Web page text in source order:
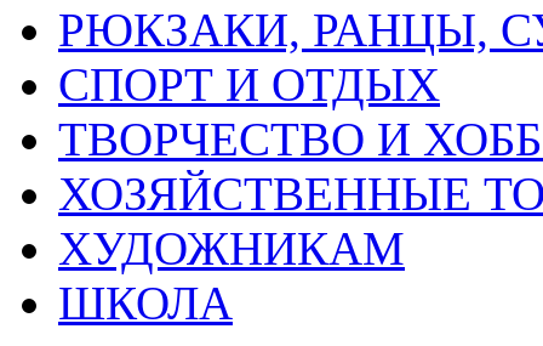
РЮКЗАКИ, РАНЦЫ,
СПОРТ И ОТДЫХ
ТВОРЧЕСТВО И
ХОЗЯЙСТВЕННЫЕ
ХУДОЖНИКАМ
ШКОЛА